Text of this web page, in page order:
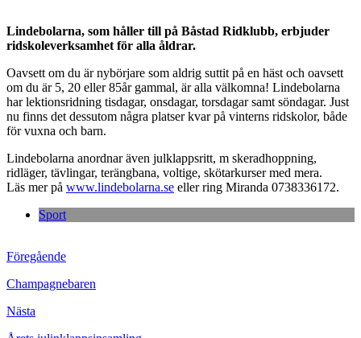
Lindebolarna, som håller till på Båstad Ridklubb, erbjuder
ridskoleverksamhet för alla åldrar.
Oavsett om du är nybörjare som aldrig suttit på en häst och oavsett
om du är 5, 20 eller 85år gammal, är alla välkomna! Lindebolarna
har lektionsridning tisdagar, onsdagar, torsdagar samt söndagar. Just
nu finns det dessutom några platser kvar på vinterns ridskolor, både
för vuxna och barn.
Lindebolarna anordnar även julklappsritt, m skeradhoppning,
ridläger, tävlingar, terängbana, voltige, skötarkurser med mera.
Läs mer på www.lindebolarna.se eller ring Miranda 0738336172.
Sport
Föregående
Champagnebaren
Nästa